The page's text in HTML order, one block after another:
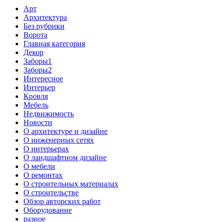
Арт
Архитектура
Без рубрики
Ворота
Главная категория
Декор
Заборы1
Заборы2
Интересное
Интерьер
Кровля
Мебель
Недвижимость
Новости
О архитектуре и дизайне
О инженерных сетях
О интерьерах
О ландшафтном дизайне
О мебели
О ремонтах
О строительных материалах
О строительстве
Обзор авторских работ
Оборудование
разное